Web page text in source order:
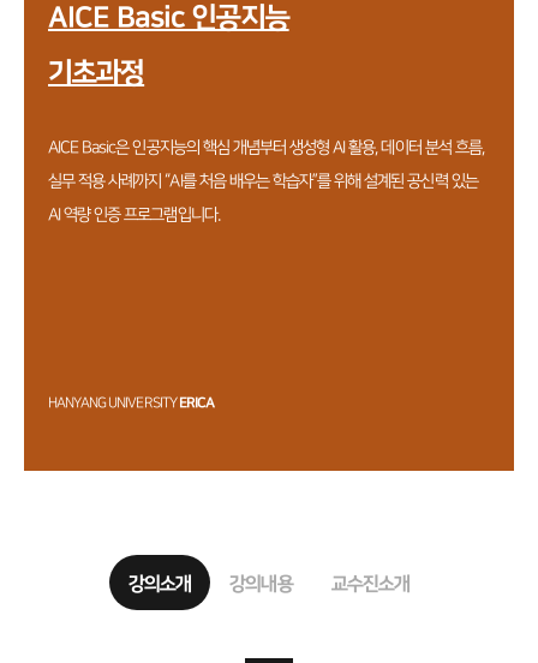
AICE Basic 인공지능
기초과정
AICE Basic은 인공지능의 핵심 개념부터 생성형 AI 활용, 데이터 분석 흐름,
실무 적용 사례까지 “AI를 처음 배우는 학습자”를 위해 설계된 공신력 있는
AI 역량 인증 프로그램입니다.
HANYANG UNIVERSITYERICA
강의소개 강의내용 교수진소개